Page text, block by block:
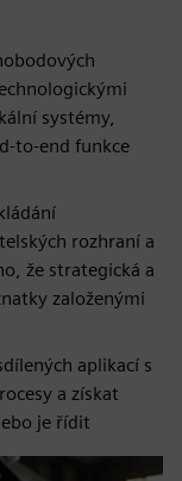
systémy,
to-end funkce
rozhraní a
že strategická a
založenými
aplikací s
a získat
je řídit